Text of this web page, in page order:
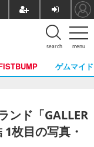
menu
search
ゲムマイド
ンド「GALLER
枚目の写真・